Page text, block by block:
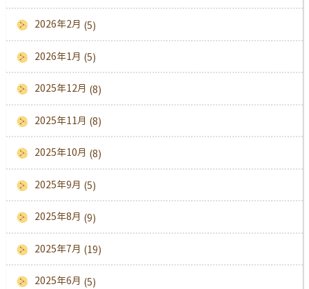
2026年2月 (5)
2026年1月 (5)
2025年12月 (8)
2025年11月 (8)
2025年10月 (8)
2025年9月 (5)
2025年8月 (9)
2025年7月 (19)
2025年6月 (5)